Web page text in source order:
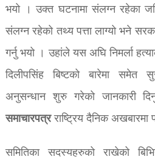
भयो । उक्त घटनामा संलग्न रहेका
संलग्न रहेको तथ्य पत्ता लाग्यो भने
गर्नु भयो । उहांले यस अघि निमर्ला
दिलीपसिंह बिष्टको बारेमा
अनुसन्धान शुरु गरेको जानकारी
समाचारपत्रराष्ट्रिय दैनिक अखबारमा
समितिका सदस्यहरुको राखेको